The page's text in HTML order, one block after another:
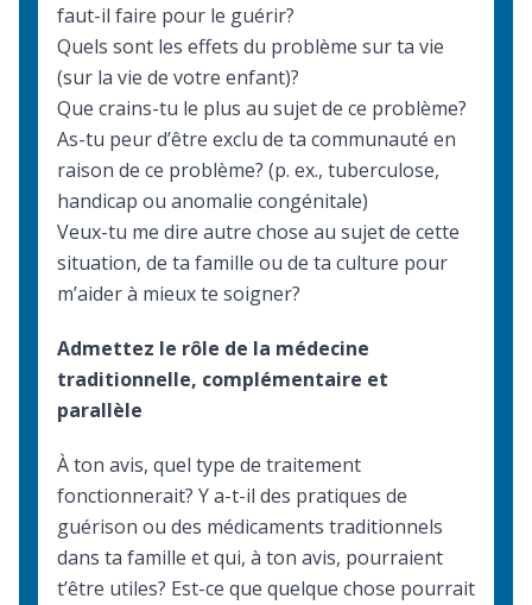
faut-il faire pour le guérir?
Quels sont les effets du problème sur ta vie
(sur la vie de votre enfant)?
Que crains-tu le plus au sujet de ce problème?
As-tu peur d’être exclu de ta communauté en
raison de ce problème? (p. ex., tuberculose,
handicap ou anomalie congénitale)
Veux-tu me dire autre chose au sujet de cette
situation, de ta famille ou de ta culture pour
m’aider à mieux te soigner?
Admettez le rôle de la médecine
traditionnelle, complémentaire et
parallèle
À ton avis, quel type de traitement
fonctionnerait? Y a-t-il des pratiques de
guérison ou des médicaments traditionnels
dans ta famille et qui, à ton avis, pourraient
t’être utiles? Est-ce que quelque chose pourrait